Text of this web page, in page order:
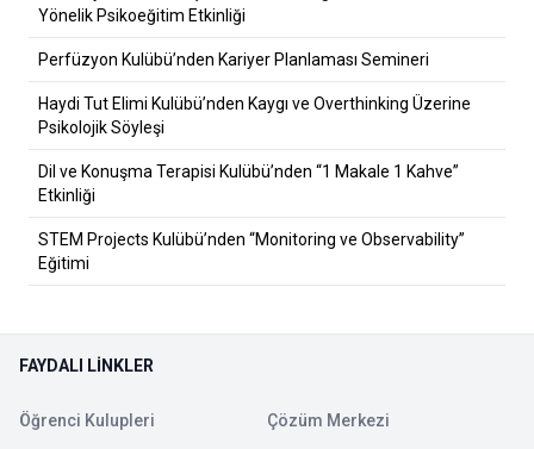
Yönelik Psikoeğitim Etkinliği
Perfüzyon Kulübü’nden Kariyer Planlaması Semineri
Haydi Tut Elimi Kulübü’nden Kaygı ve Overthinking Üzerine
Psikolojik Söyleşi
Dil ve Konuşma Terapisi Kulübü’nden “1 Makale 1 Kahve”
Etkinliği
STEM Projects Kulübü’nden “Monitoring ve Observability”
Eğitimi
FAYDALI LINKLER
Öğrenci Kulupleri Çözüm Merkezi